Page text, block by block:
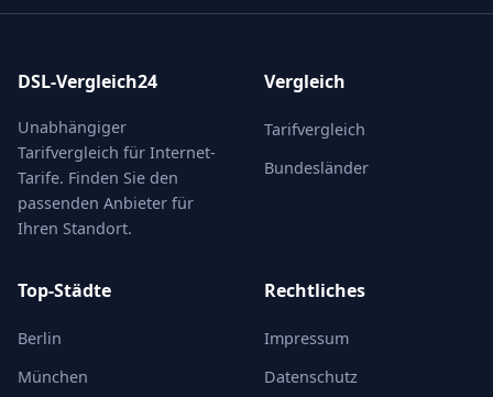
DSL-Vergleich24
Unabhängiger
Tarifvergleich für Internet-
Tarife. Finden Sie den
passenden Anbieter für
Ihren Standort.
Vergleich
Tarifvergleich
Bundesländer
Top-Städte
Berlin
München
Rechtliches
Impressum
Datenschutz